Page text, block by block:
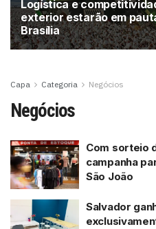
Logística e
exterior estarão em
Brasília
Capa Categoria Negócios
Negócios
Com sorteio
campanha
São João
Salvador